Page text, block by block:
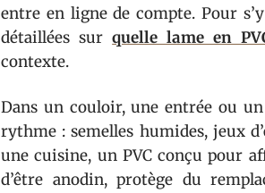
entre en ligne de compte. Pour
détaillées surquelle lame en
contexte.
Dans un couloir, une entrée ou
rythme : semelles humides, jeux
une cuisine, un PVC conçu pour
d’être anodin, protège du